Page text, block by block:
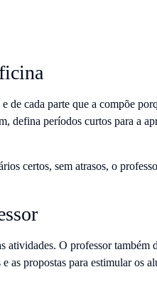
de cada parte que a compõe
defina períodos curtos para a
certos, sem atrasos, o
atividades. O professor também
as propostas para estimular os